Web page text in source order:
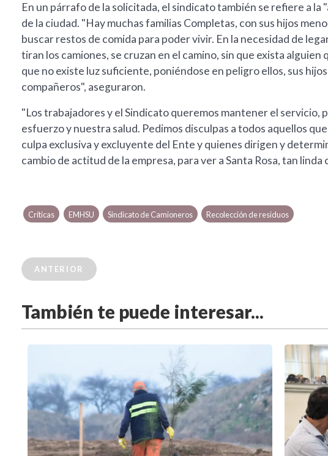
En un párrafo de la solicitada, el sindicato también se refiere a
de la ciudad. "Hay muchas familias Completas, con sus hijos
buscar restos de comida para poder vivir. En la necesidad de
tiran los camiones, se cruzan en el camino, sin que exista
que no existe luz suficiente, poniéndose en peligro ellos, sus
compañeros", aseguraron.
"Los trabajadores y el Sindicato queremos mantener el
esfuerzo y nuestra salud. Pedimos disculpas a todos aquellos
culpa exclusiva y excluyente del Ente y quienes dirigen y
cambio de actitud de la empresa, para ver a Santa Rosa, tan
Críticas EMHSU Sindicato de Camioneros Recolección de residuos
ANTERIOR
También te puede interesar...